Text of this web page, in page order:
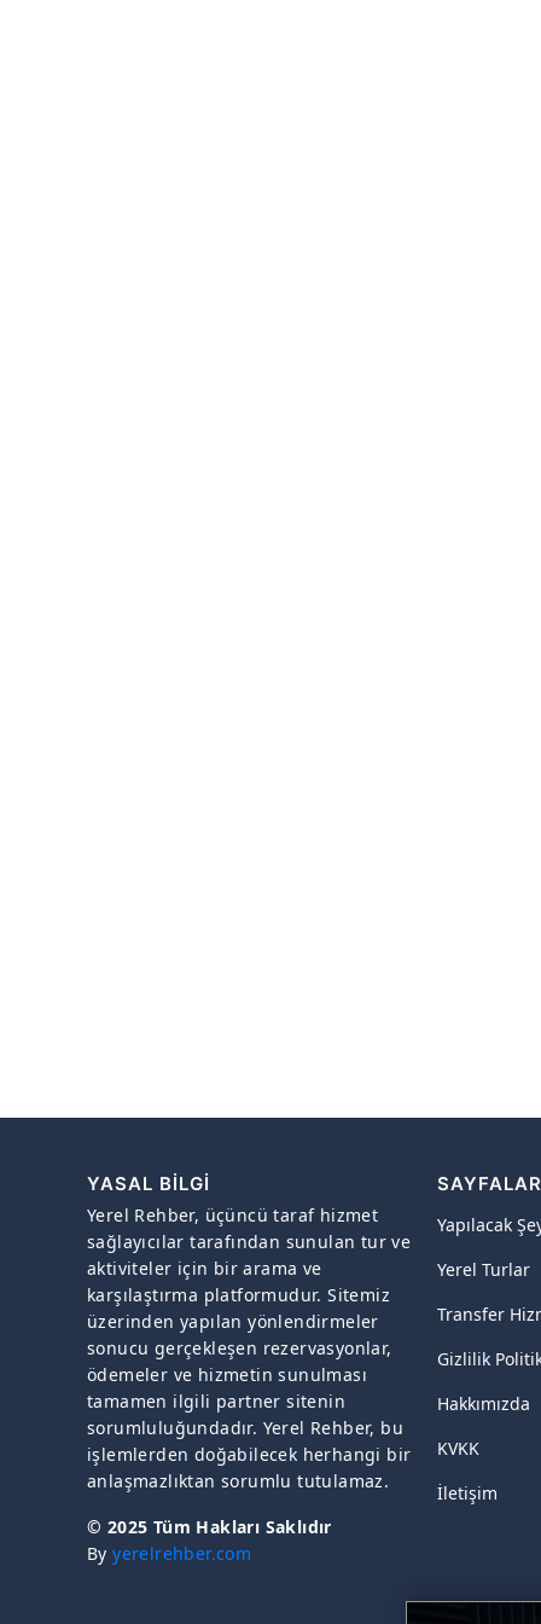
YASAL BILGI
Yerel Rehber, üçüncü taraf hizmet
sağlayıcılar tarafından sunulan tur ve
aktiviteler için bir arama ve
karşılaştırma platformudur. Sitemiz
üzerinden yapılan yönlendirmeler
sonucu gerçekleşen rezervasyonlar,
ödemeler ve hizmetin sunulması
tamamen ilgili partner sitenin
sorumluluğundadır. Yerel Rehber, bu
işlemlerden doğabilecek herhangi bir
anlaşmazlıktan sorumlu tutulamaz.
© 2025 Tüm Hakları Saklıdır
Byyerelrehber.com
SAYFALAR
Yapılacak
Yerel Turlar
Transfer
Gizlilik
Hakkımızda
KVKK
İletişim